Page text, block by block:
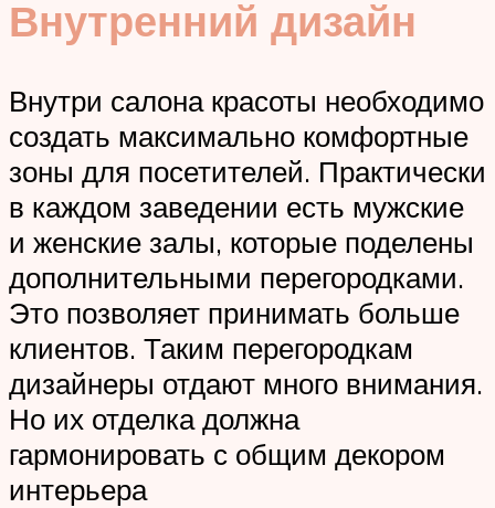
Внутренний дизайн
Внутри салона красоты необходимо
создать максимально комфортные
зоны для посетителей. Практически
в каждом заведении есть мужские
и женские залы, которые поделены
дополнительными перегородками.
Это позволяет принимать больше
клиентов. Таким перегородкам
дизайнеры отдают много внимания.
Но их отделка должна
гармонировать с общим декором
интерьера